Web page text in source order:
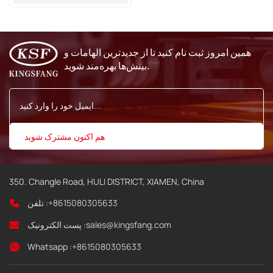
همین امروز ثبت نام کنید تا از جدیدترین الهامات و
بینش‌ها بهره‌مند شوید.
350. Changle Road, HULI DISTRICT, XIAMEN, China
تلفن :+8615080305633
پست الکترونیک :sales@kingsfang.com
Whatsapp :+8615080305633